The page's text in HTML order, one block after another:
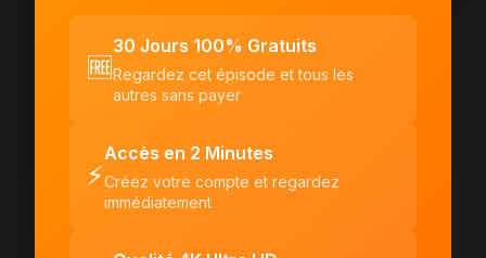
🆓
30 Jours 100% Gratuits
Regardez cet épisode et tous les
autres sans payer
⚡
Accès en 2 Minutes
Créez votre compte et regardez
immédiatement